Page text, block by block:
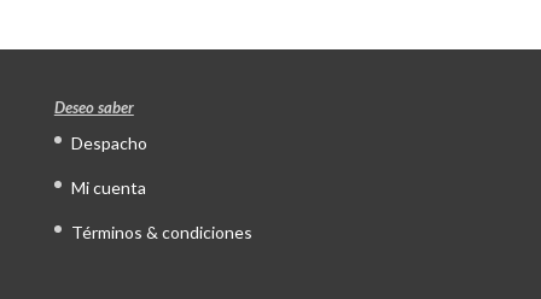
Deseo saber
Despacho
Mi cuenta
Términos & condiciones